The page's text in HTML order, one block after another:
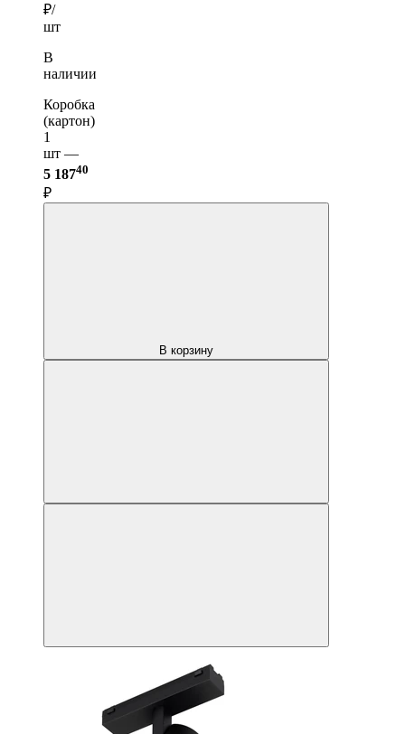
₽/
шт
В
наличии
Коробка
(картон)
1
шт —
5 18740
₽
В корзину